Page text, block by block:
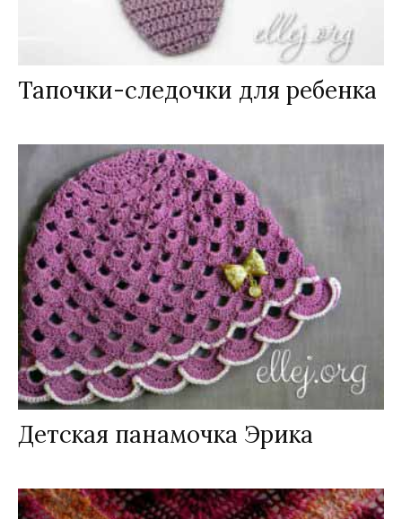
Тапочки-следочки для ребенка
Детская панамочка Эрика